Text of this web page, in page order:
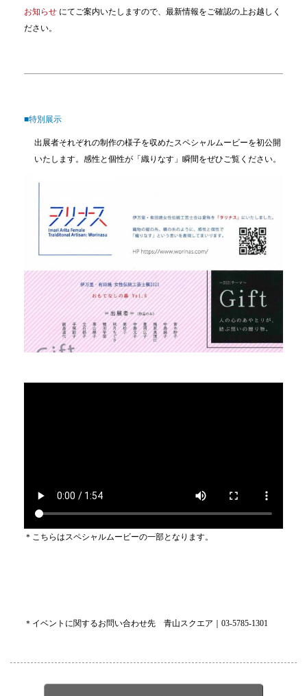
お知らせ にてご案内いたしますので、最新情報をご確認の上お越しく
ださい。
■特別展示
出展者それぞれの制作の様子を収めたスペシャルムービーを初公開
いたします。感性と個性が「織りなす」瞬間をぜひご覧ください。
＊こちらはスペシャルムービーの一部となります。
＊イベントに関するお問い合わせ先 青山スクエア｜03-5785-1301